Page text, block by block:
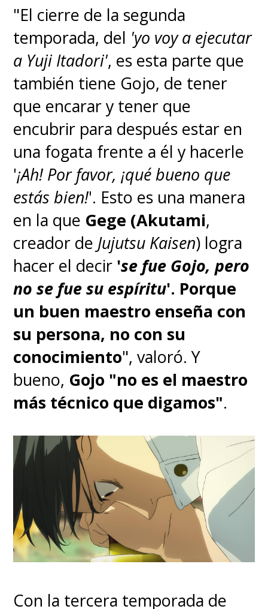
"El cierre de la segunda
temporada, del 'yo voy a ejecutar
a Yuji Itadori', es esta parte que
también tiene Gojo, de tener
que encarar y tener que
encubrir para después estar en
una fogata frente a él y hacerle
'¡Ah! Por favor, ¡qué bueno que
estás bien!'. Esto es una manera
en la que Gege (Akutami,
creador de Jujutsu Kaisen) logra
hacer el decir 'se fue Gojo, pero
no se fue su espíritu'. Porque
un buen maestro enseña con
su persona, no con su
conocimiento", valoró. Y
bueno, Gojo "no es el maestro
más técnico que digamos".
Con la tercera temporada de